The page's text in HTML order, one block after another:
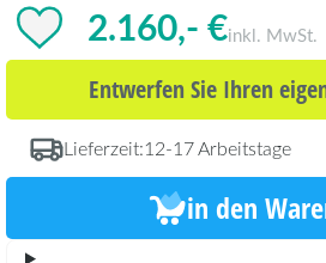
2.160,- €inkl. MwSt.
Entwerfen Sie Ihren
Lieferzeit:12-17 Arbeitstage
in den